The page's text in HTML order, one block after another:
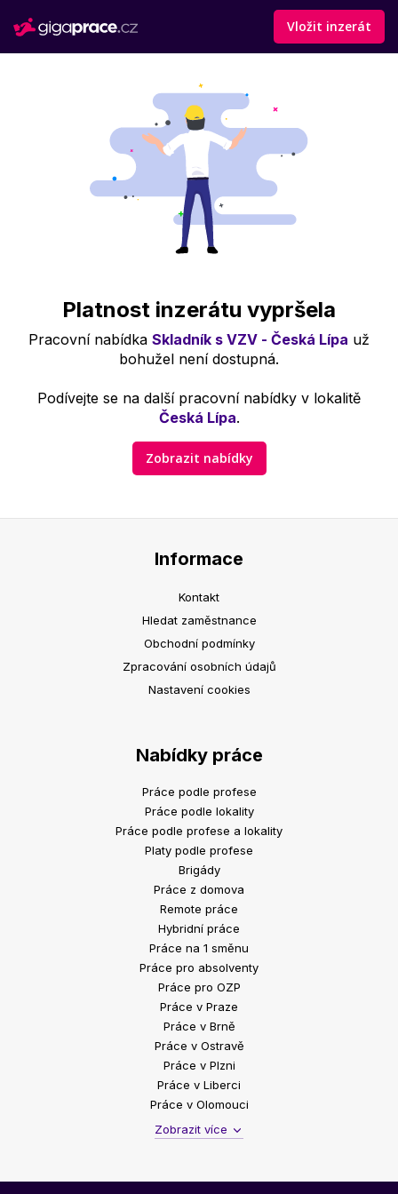
Vložit inzerát
Platnost inzerátu vypršela
Pracovní nabídka Skladník s VZV - Česká Lípa už
bohužel není dostupná.
Podívejte se na další pracovní nabídky v lokalitě
Česká Lípa.
Zobrazit nabídky
Informace
Kontakt
Hledat zaměstnance
Obchodní podmínky
Zpracování osobních údajů
Nastavení cookies
Nabídky práce
Práce podle profese
Práce podle lokality
Práce podle profese a lokality
Platy podle profese
Brigády
Práce z domova
Remote práce
Hybridní práce
Práce na 1 směnu
Práce pro absolventy
Práce pro OZP
Práce v Praze
Práce v Brně
Práce v Ostravě
Práce v Plzni
Práce v Liberci
Práce v Olomouci
Zobrazit více